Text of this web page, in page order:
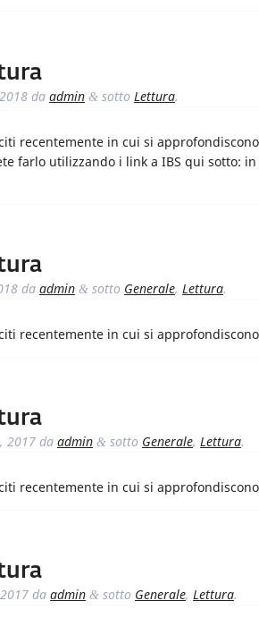
da admin & sotto Lettura.
recentemente in cui si
farlo utilizzando i link a IBS qui sotto:
da admin & sotto Generale, Lettura.
recentemente in cui si
2017 da admin & sotto Generale, Lettura.
recentemente in cui si
da admin & sotto Generale, Lettura.